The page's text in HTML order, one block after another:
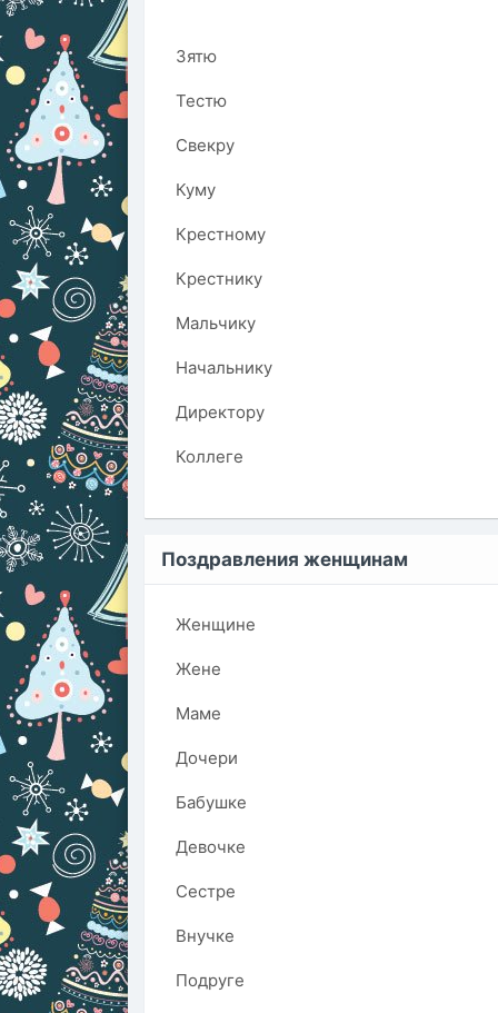
Зятю
Тестю
Свекру
Куму
Крестному
Крестнику
Мальчику
Начальнику
Директору
Коллеге
Поздравления женщинам
Женщине
Жене
Маме
Дочери
Бабушке
Девочке
Сестре
Внучке
Подруге